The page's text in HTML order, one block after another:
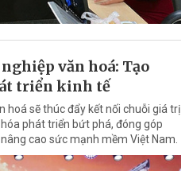
văn hoá: Tạo
triển kinh tế
hoá sẽ thúc đẩy kết nối chuỗi giá trị
phát triển bứt phá, đóng góp
cao sức mạnh mềm Việt Nam.